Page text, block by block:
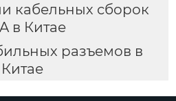
кабельных сборок
в Китае
разъемов в
Китае